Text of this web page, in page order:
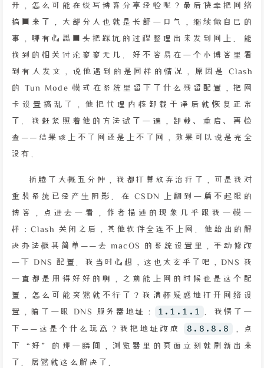
开，怎么可能在线写博客分享经验呢？最后侥幸把网络
搞回来了，大部分人也就是长舒一口气，继续做自己的
事，哪有心思回头把踩坑的过程整理出来发到网上。能
找到的相关讨论寥寥无几。好不容易在一个小博客里看
到有人发文，说他遇到的是同样的情况，原因是 Clash
的 Tun Mode 模式在系统里留下了什么残留配置，把网
卡设置搞乱了，他把代理内核卸载干净后就恢复正常
了。我赶紧照着他的方法试了一遍，卸载、重启、再检
查——结果该上不了网还是上不了网，效果可以说是完全
没有。
折腾了大概五分钟，我都打算放弃治疗了，可是我对
重装系统已经产生阴影。在 CSDN 上翻到一篇不起眼的
博客，点进去一看，作者描述的现象几乎跟我一模一
样：Clash 关闭之后，其他软件全连不上网。他给出的解
决办法极其简单——去 macOS 的系统设置里，手动修改
一下 DNS 配置。我当时心想，这也太玄乎了吧，DNS 我
一直都是用得好好的啊，之前能上网的时候也是这个配
置，怎么可能突然就不行了？我满怀疑惑地打开网络设
置，瞄了一眼 DNS 服务器地址：
1.1.1.1
。我愣了一
下——这是个什么玩意？我把地址改成
8.8.8.8
，点
下“好”的那一瞬间，浏览器里的页面立刻就刷新出来
了。居然就这么解决了。